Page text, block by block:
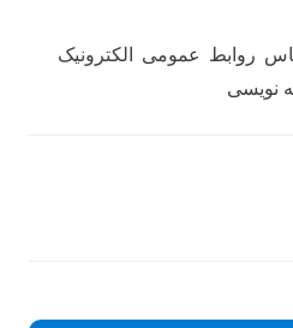
روابط عمومی الکترونیک
نویسی